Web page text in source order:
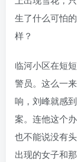
生了什么可怕
样？
临河小区在短
警员。这么一
响，刘峰就感
案。连他这个
也不能说没有
出现的女子和